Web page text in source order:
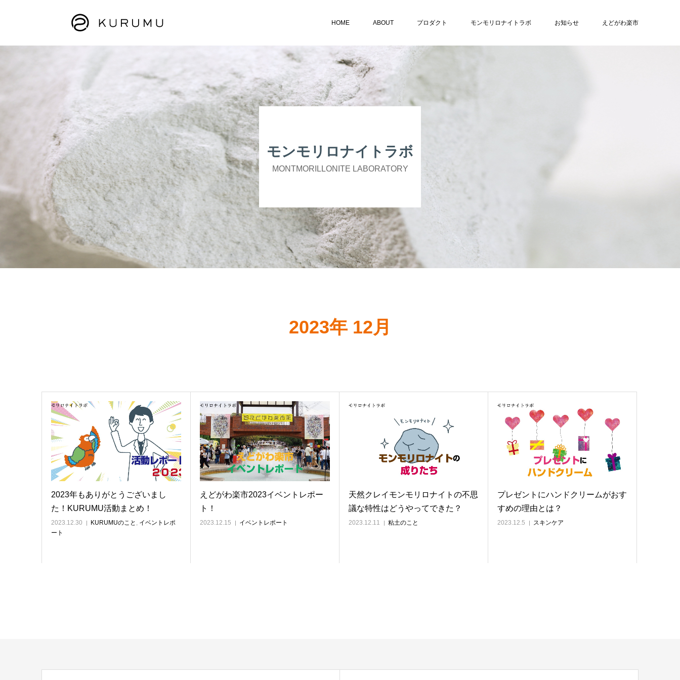
HOME ABOUT プロダクト モンモリロナイトラボ お知らせ えどがわ楽市
モンモリロナイトラボ
MONTMORILLONITE LABORATORY
2023年 12月
2023年もありがとうございまし
た！KURUMU活動まとめ！
2023.12.30 KURUMUのこと , イベントレポ
ート
えどがわ楽市2023イベントレポー
ト！
2023.12.15 イベントレポート
天然クレイモンモリロナイトの不思
議な特性はどうやってできた？
2023.12.11 粘土のこと
プレゼントにハンドクリームがおす
すめの理由とは？
2023.12.5 スキンケア